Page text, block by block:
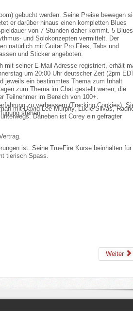
gebucht werden. Seine Preise bewegen
er darüber hinaus einen kompletten Blues
von 7 Stunden daher kommt. 5 Blues
und Solokonzepten vermittelt. Der
natürlich mit Guitar Pro Files, Tabs und
und Sticker angeboten.
mit seiner E-Mail Adresse registriert, erhält
um 20:00 Uhr deutscher Zeit (2pm
jeweils ein bestimmtes Thema zum Inhalt
zum Thema im Chat gestellt weren, die
Teilnehmer im Bereich von 100+.
mit David Lee Murphy, Lucie Silvas,
Daneben ist Corey ein gefragter
ist. Seine TrueFire Kurse beinhalten für
tierisch Spass.
Weiter
zu verbessern (Tracking Cookies).
stehen.